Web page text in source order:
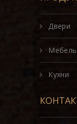
Двери
Мебель
Кухни